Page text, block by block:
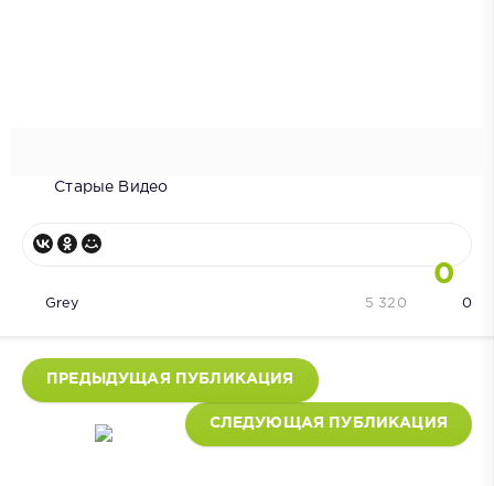
Старые Видео
0
Grey 0
5 320
ПРЕДЫДУЩАЯ ПУБЛИКАЦИЯ
СЛЕДУЮЩАЯ ПУБЛИКАЦИЯ